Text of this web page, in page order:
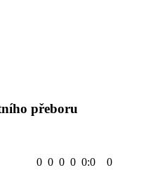
přeboru
0 0 0 0 0:0
0